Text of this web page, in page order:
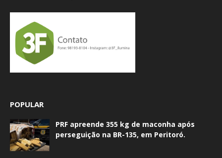
POPULAR
PRF apreende 355 kg de maconha após
perseguição na BR-135, em Peritoró.